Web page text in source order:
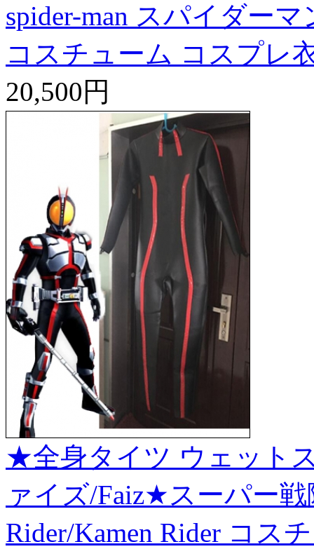
spider-man スパイダー
コスチューム コスプレ
20,500円
★全身タイツ ウェット
ァイズ/Faiz★スーパー
Rider/Kamen Rider コス